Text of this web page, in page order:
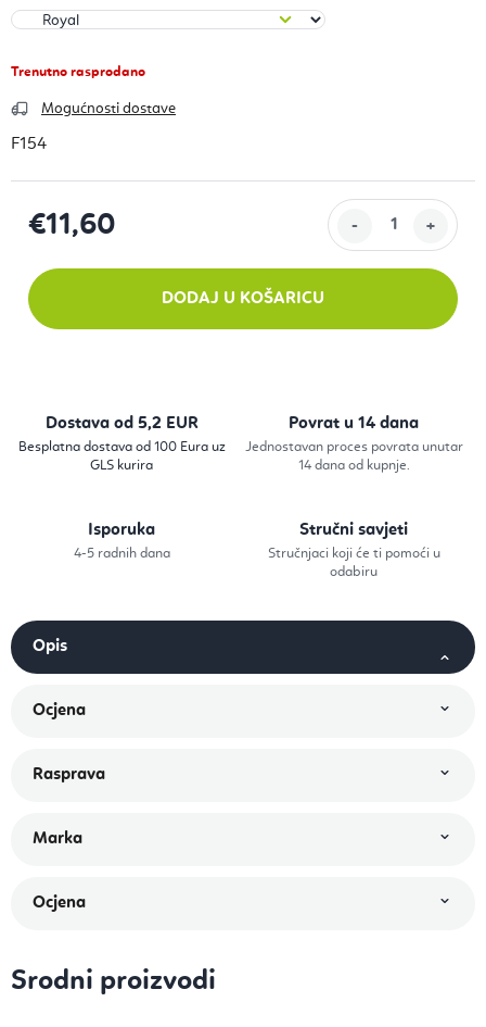
Trenutno rasprodano
Mogućnosti dostave
F154
€11,60
DODAJ U KOŠARICU
Dostava od 5,2 EUR
Besplatna dostava od 100 Eura uz
GLS kurira
Povrat u 14 dana
Jednostavan proces povrata unutar
14 dana od kupnje.
Isporuka
4-5 radnih dana
Stručni savjeti
Stručnjaci koji će ti pomoći u
odabiru
Ocjena
Srodni proizvodi